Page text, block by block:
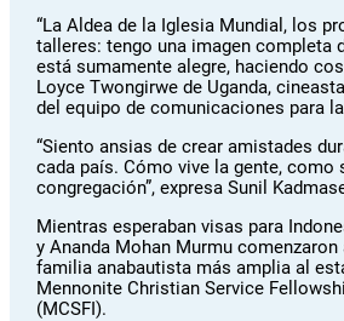
“La Aldea de la Iglesia Mundial, los
talleres: tengo una imagen completa
está sumamente alegre, haciendo
Loyce Twongirwe de Uganda,
del equipo de comunicaciones para
“Siento ansias de crear amistades
cada país. Cómo vive la gente, como
congregación”, expresa Sunil
Mientras esperaban visas para
y Ananda Mohan Murmu
familia anabautista más amplia al
Mennonite Christian Service
(MCSFI).